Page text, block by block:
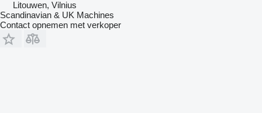
Litouwen, Vilnius
Scandinavian & UK Machines
Contact opnemen met verkoper